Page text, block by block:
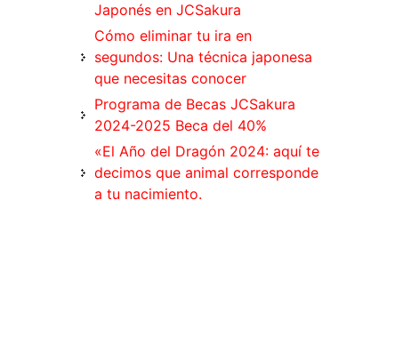
Japonés en JCSakura
Cómo eliminar tu ira en
segundos: Una técnica japonesa
que necesitas conocer
Programa de Becas JCSakura
2024-2025 Beca del 40%
«El Año del Dragón 2024: aquí te
decimos que animal corresponde
a tu nacimiento.